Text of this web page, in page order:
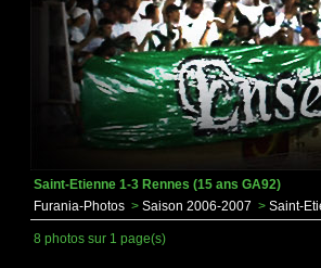
Saint-Etienne 1-3 Rennes (15 ans GA92)
Furania-Photos > Saison 2006-2007 > Saint-
8 photos sur 1 page(s)